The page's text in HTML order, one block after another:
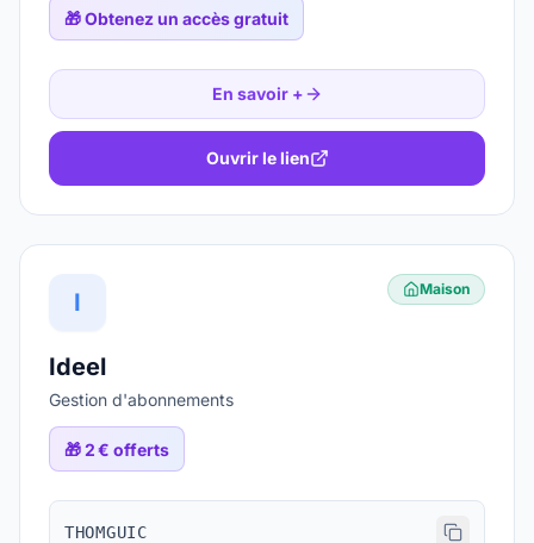
🎁Obtenez un accès gratuit
En savoir +
Ouvrir le lien
I Maison
Ideel
Gestion d'abonnements
🎁2 € offerts
THOMGUIC